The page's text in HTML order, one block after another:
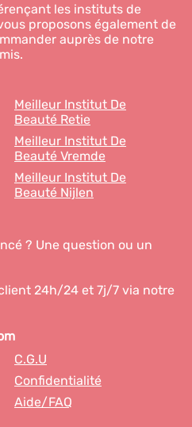
les instituts de
proposons également de
auprès de notre
Meilleur Institut De
Beauté Retie
Meilleur Institut De
Beauté Vremde
Meilleur Institut De
Beauté Nijlen
? Une question ou un
24h/24 et 7j/7 via notre
C.G.U
Confidentialité
Aide/FAQ